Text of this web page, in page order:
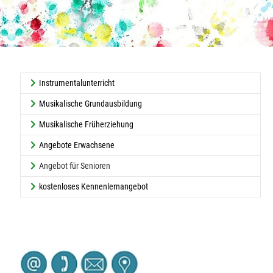
Instrumentalunterricht
Musikalische Grundausbildung
Musikalische Früherziehung
Angebote Erwachsene
Angebot für Senioren
kostenloses Kennenlernangebot